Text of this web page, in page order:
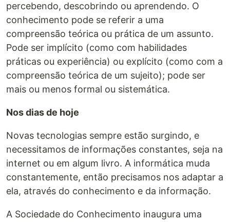
percebendo, descobrindo ou aprendendo. O
conhecimento pode se referir a uma
compreensão teórica ou prática de um assunto.
Pode ser implícito (como com habilidades
práticas ou experiência) ou explícito (como com a
compreensão teórica de um sujeito); pode ser
mais ou menos formal ou sistemática.
Nos dias de hoje
Novas tecnologias sempre estão surgindo, e
necessitamos de informações constantes, seja na
internet ou em algum livro. A informática muda
constantemente, então precisamos nos adaptar a
ela, através do conhecimento e da informação.
A Sociedade do Conhecimento inaugura uma